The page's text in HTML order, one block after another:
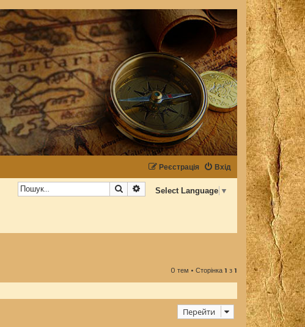
Вхід
Реєстрація
Select Language ▼
Пошук Розширений пошук
0 тем • Сторінка1 з1
Перейти